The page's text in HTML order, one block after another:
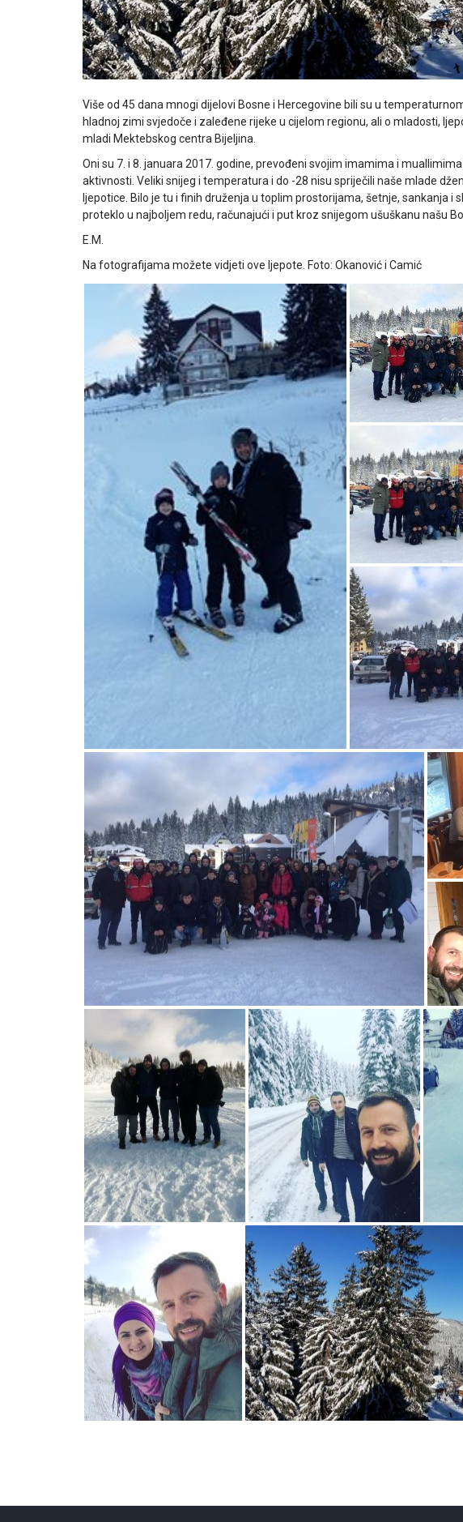
Više od 45 dana mnogi dijelovi Bosne i Hercegovine bili su u
hladnoj zimi svjedoče i zaleđene rijeke u cijelom regionu, ali o mladosti,
mladi Mektebskog centra Bijeljina.
Oni su 7. i 8. januara 2017. godine, prevođeni svojim imamima i
aktivnosti. Veliki snijeg i temperatura i do -28 nisu spriječili naše mlade
ljepotice. Bilo je tu i finih druženja u toplim prostorijama, šetnje, sankanja i
proteklo u najboljem redu, računajući i put kroz snijegom ušuškanu našu
E.M.
Na fotografijama možete vidjeti ove ljepote. Foto: Okanović i Camić